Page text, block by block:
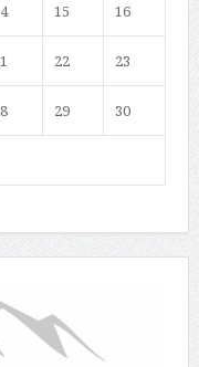
15 16
22 23
29 30